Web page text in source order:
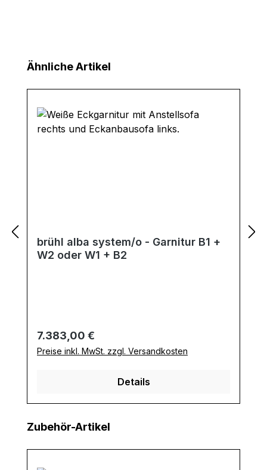
Produktgalerie überspringen
Ähnliche Artikel
brühl alba system/o - Garnitur B1 +
W2 oder W1 + B2
Regulärer Preis:
7.383,00 €
Preise inkl. MwSt. zzgl. Versandkosten
Details
Produktgalerie überspringen
Zubehör-Artikel